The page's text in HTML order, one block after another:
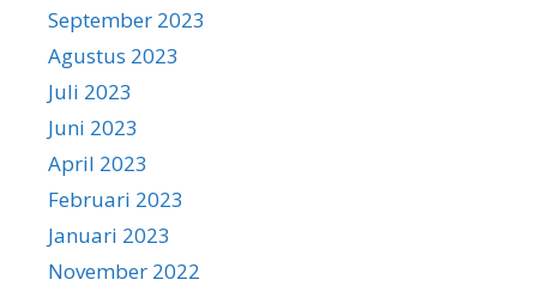
September 2023
Agustus 2023
Juli 2023
Juni 2023
April 2023
Februari 2023
Januari 2023
November 2022